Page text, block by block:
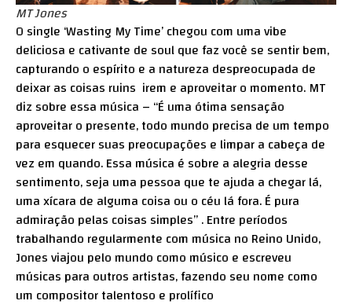
MT Jones
O single ‘Wasting My Time’ chegou com uma vibe
deliciosa e cativante de soul que faz você se sentir bem,
capturando o espírito e a natureza despreocupada de
deixar as coisas ruins irem e aproveitar o momento. MT
diz sobre essa música – “É uma ótima sensação
aproveitar o presente, todo mundo precisa de um tempo
para esquecer suas preocupações e limpar a cabeça de
vez em quando. Essa música é sobre a alegria desse
sentimento, seja uma pessoa que te ajuda a chegar lá,
uma xícara de alguma coisa ou o céu lá fora. É pura
admiração pelas coisas simples” . Entre períodos
trabalhando regularmente com música no Reino Unido,
Jones viajou pelo mundo como músico e escreveu
músicas para outros artistas, fazendo seu nome como
um compositor talentoso e prolífico